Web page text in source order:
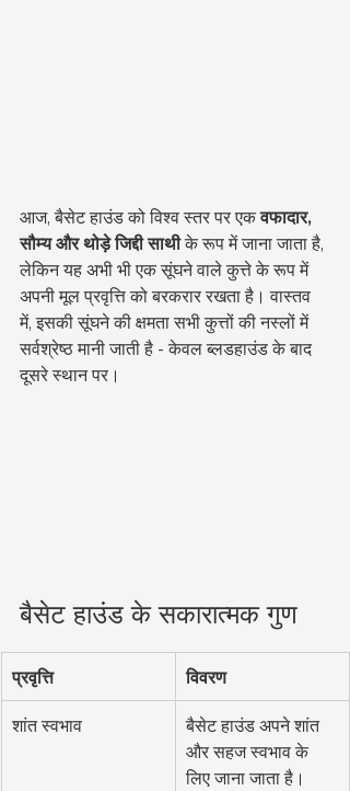
आज, बैसेट हाउंड को विश्व स्तर पर एक वफादार,
सौम्य और थोड़े जिद्दी साथी के रूप में जाना जाता है,
लेकिन यह अभी भी एक सूंघने वाले कुत्ते के रूप में
अपनी मूल प्रवृत्ति को बरकरार रखता है। वास्तव
में, इसकी सूंघने की क्षमता सभी कुत्तों की नस्लों में
सर्वश्रेष्ठ मानी जाती है - केवल ब्लडहाउंड के बाद
दूसरे स्थान पर।
बैसेट हाउंड के सकारात्मक गुण
प्रवृत्ति विवरण
शांत स्वभाव
बैसेट हाउंड अपने शांत
और सहज स्वभाव के
लिए जाना जाता है।